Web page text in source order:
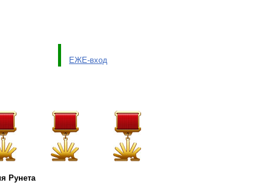
ЕЖЕ-вход
Рунета